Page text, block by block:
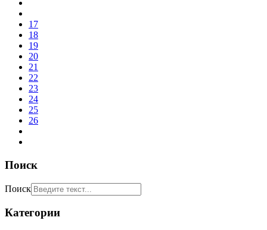
17
18
19
20
21
22
23
24
25
26
Поиск
Поиск
Категории